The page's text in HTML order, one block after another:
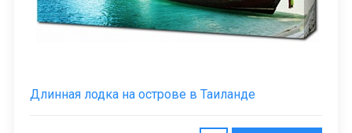
Длинная лодка на острове в Таиланде